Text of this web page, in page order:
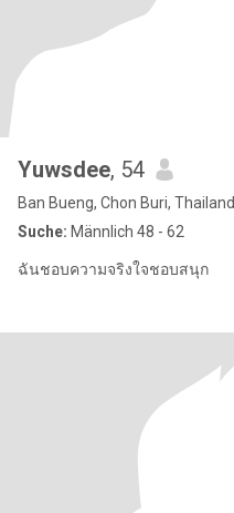
Yuwsdee, 54
Ban Bueng, Chon Buri, Thailand
Suche: Männlich 48 - 62
ฉันชอบความจริงใจชอบสนุก